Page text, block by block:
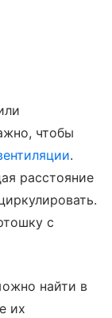
чтобы
.
расстояние
с
найти в
их